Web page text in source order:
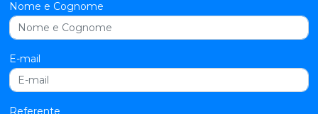
Nome e Cognome
E-mail
Referente